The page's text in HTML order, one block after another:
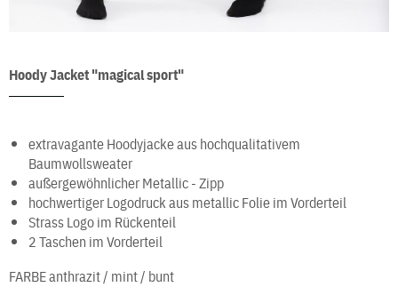
Hoody Jacket "magical sport"
extravagante Hoodyjacke aus hochqualitativem
Baumwollsweater
außergewöhnlicher Metallic - Zipp
hochwertiger Logodruck aus metallic Folie im Vorderteil
Strass Logo im Rückenteil
2 Taschen im Vorderteil
FARBEanthrazit / mint / bunt